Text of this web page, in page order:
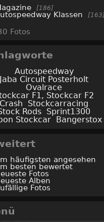
186
Klassen 163
Fotos
Autospeedway
Jaba Circuit Posterholt
Ovalrace
F1, Stockcar F2
Crash
Stockcarracing
Rods Sprint1300
Stockcar Bangerstox
häufigsten angesehen
besten bewertet
Fotos
Alben
Fotos